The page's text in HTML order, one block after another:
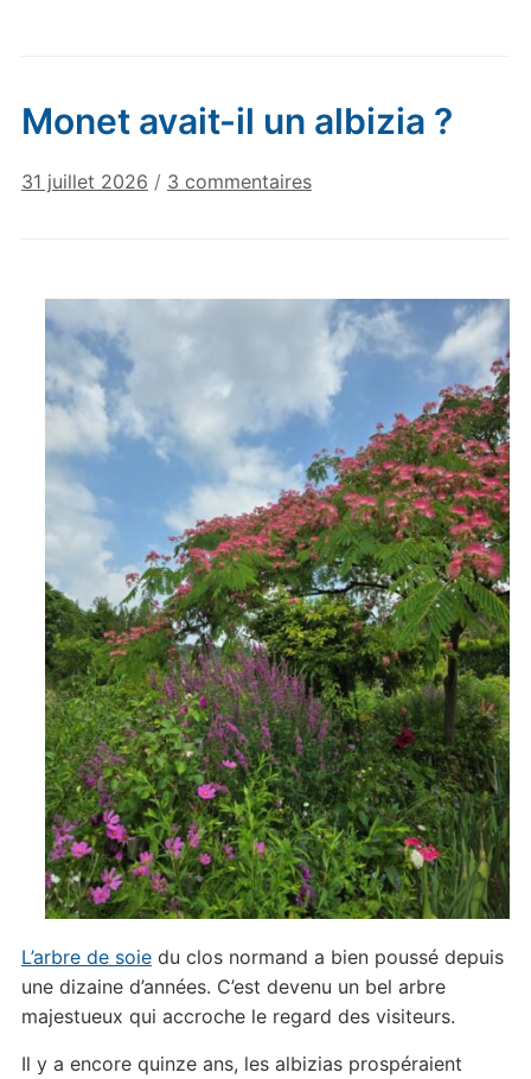
Monet avait-il un albizia ?
31 juillet 2026 / 3 commentairessur
un
albizia
L’arbre de soiedu clos normand a bien poussé depuis
une dizaine d’années. C’est devenu un bel arbre
majestueux qui accroche le regard des visiteurs.
Il y a encore quinze ans, les albizias prospéraient